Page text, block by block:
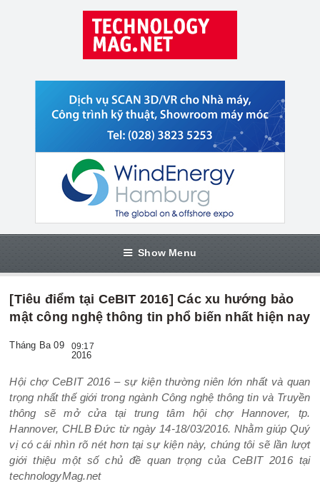
Show Menu
[Tiêu điểm tại CeBIT 2016] Các xu hướng bảo
mật công nghệ thông tin phổ biến nhất hiện nay
Tháng Ba 09 09:17
2016
Hội chợ CeBIT 2016 – sự kiện thường niên lớn nhất và quan
trọng nhất thế giới trong ngành Công nghệ thông tin và Truyền
thông sẽ mở cửa tại trung tâm hội chợ Hannover, tp.
Hannover, CHLB Đức từ ngày 14-18/03/2016. Nhằm giúp Quý
vị có cái nhìn rõ nét hơn tại sự kiện này, chúng tôi sẽ lần lượt
giới thiệu một số chủ đề quan trọng của CeBIT 2016 tại
technologyMag.net